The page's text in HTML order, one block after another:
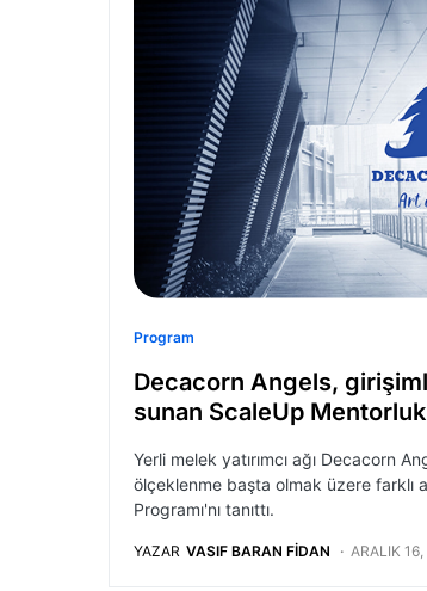
Program
Decacorn Angels,
sunan ScaleUp Mentorluk
Yerli melek yatırımcı ağı Decacorn
ölçeklenme başta olmak üzere farklı
Programı'nı tanıttı.
YAZAR VASIF BARAN FIDAN ARALIK